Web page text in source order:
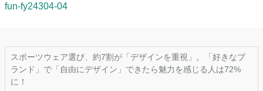
fun-fy24304-04
スポーツウェア選び、約7割が「デザインを重視」。「好きなブ
ランド」で「自由にデザイン」できたら魅力を感じる人は72%
に！